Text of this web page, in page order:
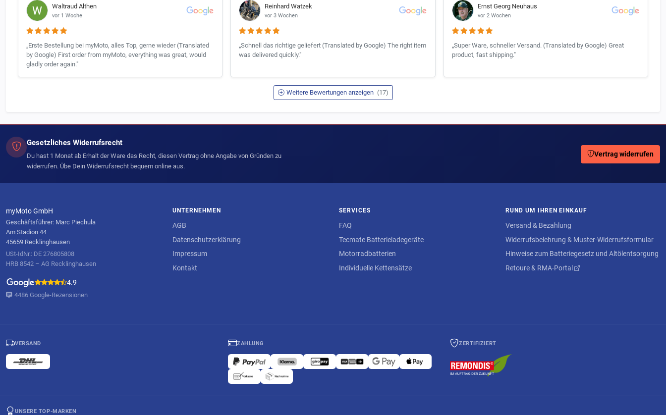
Waltraud Althen
vor 1 Woche
„Erste Bestellung bei myMoto, alles Top, gerne wieder (Translated
by Google) First order from myMoto, everything was great, would
gladly order again."
Reinhard Watzek
vor 3 Wochen
„Schnell das richtige geliefert (Translated by Google) The right item
was delivered quickly."
Ernst Georg Neuhaus
vor 2 Wochen
„Super Ware, schneller Versand. (Translated by Google) Great
product, fast shipping."
Weitere Bewertungen anzeigen (17)
Gesetzliches Widerrufsrecht
Du hast 1 Monat ab Erhalt der Ware das Recht, diesen Vertrag ohne Angabe von Gründen zu
widerrufen. Übe Dein Widerrufsrecht bequem online aus.
Vertrag widerrufen
myMoto GmbH
Geschäftsführer: Marc Piechula
Am Stadion 44
45659 Recklinghausen
USt-IdNr.: DE 276805808
HRB 8542 – AG Recklinghausen
4.9
4486 Google-Rezensionen
UNTERNEHMEN
AGB
Datenschutzerklärung
Impressum
Kontakt
SERVICES
FAQ
Tecmate Batterieladegeräte
Motorradbatterien
Individuelle Kettensätze
RUND UM IHREN EINKAUF
Versand & Bezahlung
Widerrufsbelehrung & Muster-Widerrufsformular
Hinweise zum Batteriegesetz und Altölentsorgung
Retoure & RMA-Portal
VERSAND ZAHLUNG ZERTIFIZIERT
UNSERE TOP-MARKEN